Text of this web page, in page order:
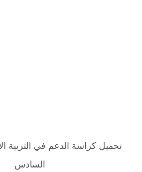
تحميل كراسة الدعم في التربية
السادس